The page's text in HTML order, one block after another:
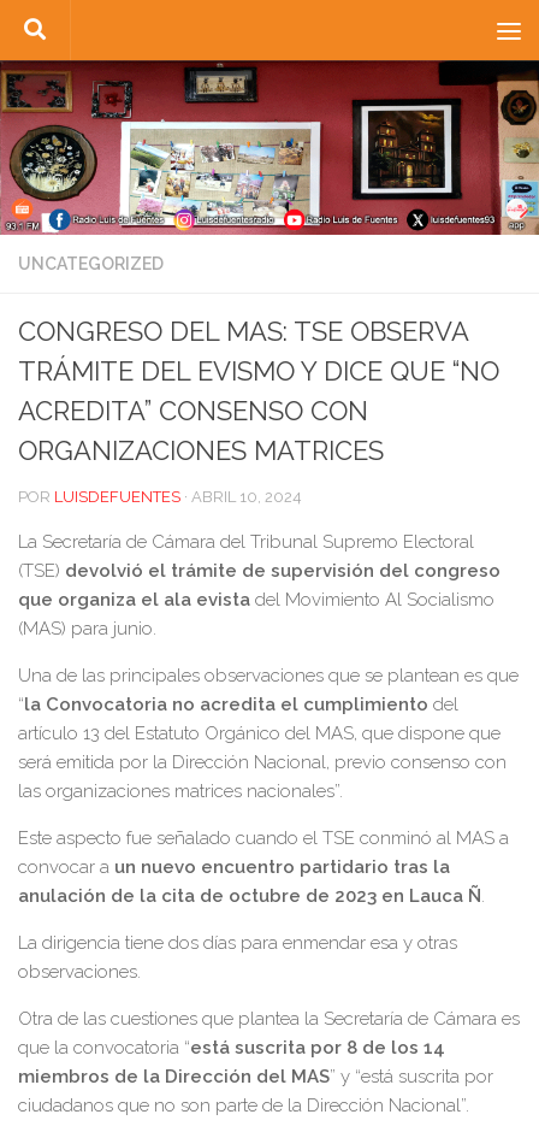
Saltar al contenido
UNCATEGORIZED
CONGRESO DEL MAS: TSE OBSERVA
TRÁMITE DEL EVISMO Y DICE QUE “NO
ACREDITA” CONSENSO CON
ORGANIZACIONES MATRICES
POR LUISDEFUENTES · ABRIL 10, 2024
La Secretaría de Cámara del Tribunal Supremo Electoral
(TSE) devolvió el trámite de supervisión del congreso
que organiza el ala evista del Movimiento Al Socialismo
(MAS) para junio.
Una de las principales observaciones que se plantean es que
“la Convocatoria no acredita el cumplimiento del
artículo 13 del Estatuto Orgánico del MAS, que dispone que
será emitida por la Dirección Nacional, previo consenso con
las organizaciones matrices nacionales”.
Este aspecto fue señalado cuando el TSE conminó al MAS a
convocar a un nuevo encuentro partidario tras la
anulación de la cita de octubre de 2023 en Lauca Ñ.
La dirigencia tiene dos días para enmendar esa y otras
observaciones.
Otra de las cuestiones que plantea la Secretaría de Cámara es
que la convocatoria “está suscrita por 8 de los 14
miembros de la Dirección del MAS” y “está suscrita por
ciudadanos que no son parte de la Dirección Nacional”.